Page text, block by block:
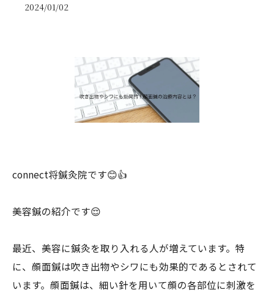
2024/01/02
connect将鍼灸院です😊👍
美容鍼の紹介です😌
最近、美容に鍼灸を取り入れる人が増えています。特
に、顔面鍼は吹き出物やシワにも効果的であるとされて
います。顔面鍼は、細い針を用いて顔の各部位に刺激を